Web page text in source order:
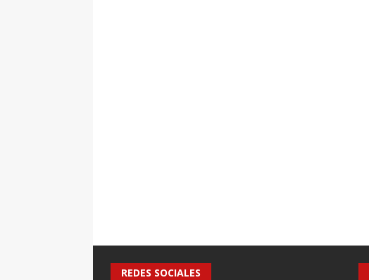
REDES SOCIALES